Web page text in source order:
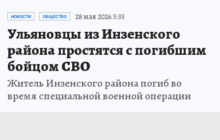
НОВОСТИ ОБЩЕСТВО 28 мая 2026 5:35
Ульяновцы из Инзенского
района простятся с погибшим
бойцом СВО
Житель Инзенского района погиб во
время специальной военной операции